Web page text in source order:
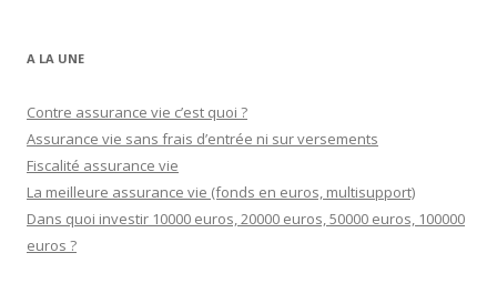
A LA UNE
Contre assurance vie c’est quoi ?
Assurance vie sans frais d’entrée ni sur versements
Fiscalité assurance vie
La meilleure assurance vie (fonds en euros, multisupport)
Dans quoi investir 10000 euros, 20000 euros, 50000 euros, 100000
euros ?